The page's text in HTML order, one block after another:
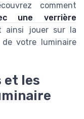
comment
une verrière
ainsi jouer sur la
de votre luminaire
et les